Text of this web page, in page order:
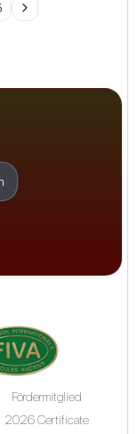
Fördermitglied
2026 Certificate